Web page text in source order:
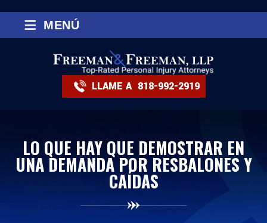
LLAME A 818-992-2919
≡ MENÚ
LO QUE HAY QUE DEMOSTRAR EN
UNA DEMANDA POR RESBALONES Y
CAÍDAS